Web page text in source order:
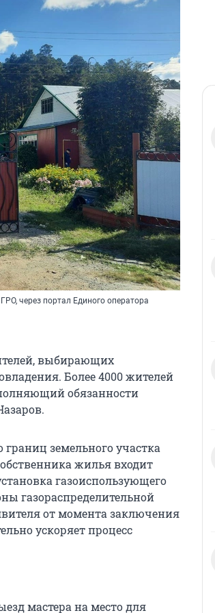
через портал Единого оператора
выбирающих
Более 4000 жителей
обязанности
земельного участка
жилья входит
газоиспользующего
газораспределительной
от момента заключения
ускоряет процесс
мастера на место для